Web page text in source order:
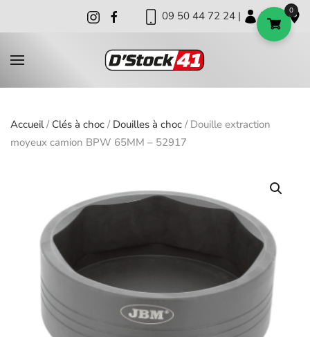
09 50 44 72 24 | | |
Accueil/ Clés à choc / Douilles à choc / Douille extraction
moyeux camion BPW 65MM – 52917
0